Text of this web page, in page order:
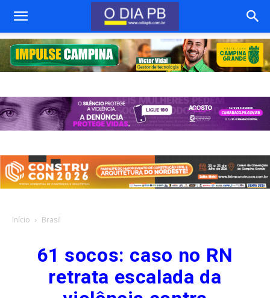
Início Brasil
61 socos: caso no RN
retrata escalada da